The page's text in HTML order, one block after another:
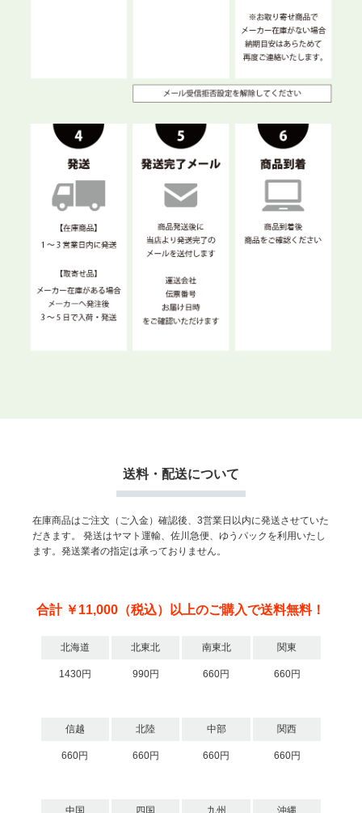
送料・配送について
在庫商品はご注文（ご入金）確認後、3営業日以内に発送させていた
だきます。
発送はヤマト運輸、佐川急便、ゆうパックを利用いたし
ます。発送業者の指定は承っておりません。
合計 ￥11,000（税込）以上のご購入で送料無料！
北海道 北東北 南東北 関東
1430円 990円 660円 660円
信越 北陸 中部 関西
660円 660円 660円 660円
中国 四国 九州 沖縄